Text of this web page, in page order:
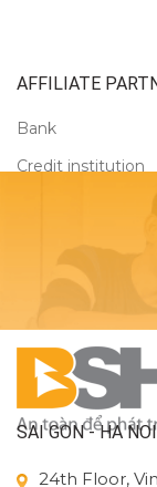
AFFILIATE
Bank
Credit institution
SAI GON - HA
24th Floor,